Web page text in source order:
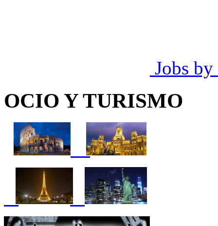
Jobs by
OCIO Y TURISMO